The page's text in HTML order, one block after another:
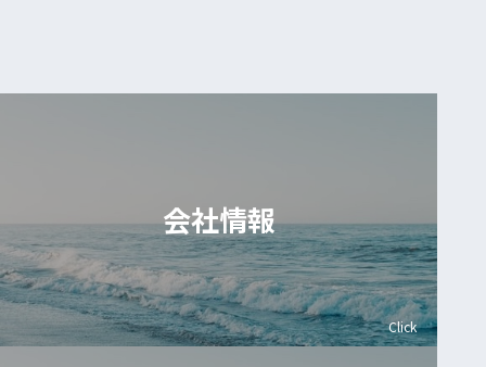
会社情報
Click